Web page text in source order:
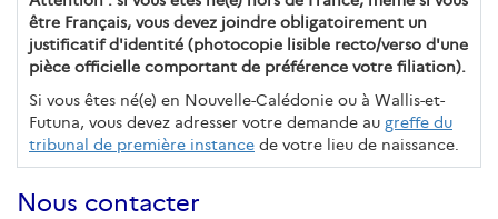
être Français, vous devez joindre obligatoirement un
justificatif d'identité (photocopie lisible recto/verso d'une
pièce officielle comportant de préférence votre filiation).
Si vous êtes né(e) en Nouvelle-Calédonie ou à Wallis-et-
Futuna, vous devez adresser votre demande au greffe du
tribunal de première instance de votre lieu de naissance.
Nous contacter